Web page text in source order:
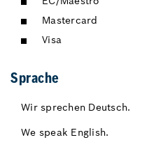
Mastercard
Visa
Sprache
Wir sprechen Deutsch.
We speak English.